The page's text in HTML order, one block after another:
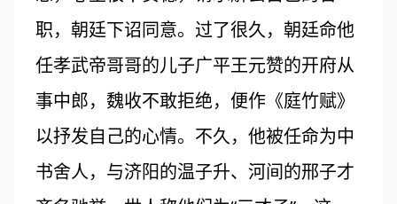
职，朝廷下诏同意。过了很久，朝廷命他
任孝武帝哥哥的儿子广平王元赞的开府从
事中郎，魏收不敢拒绝，便作《庭竹赋》
以抒发自己的心情。不久，他被任命为中
书舍人，与济阳的温子升、河间的邢子才